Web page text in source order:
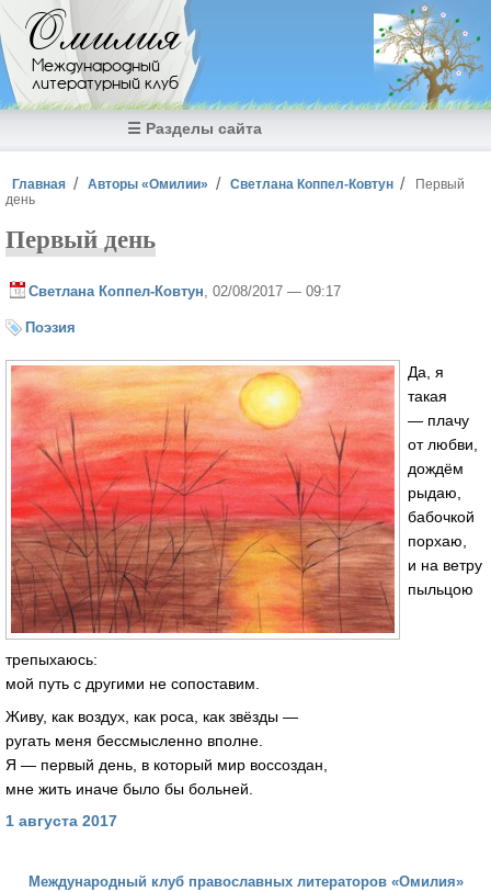
Перейти к основному содержанию
Омилия
Международный
литературный клуб
☰ Разделы сайта
Вы здесь
Главная Авторы «Омилии» Светлана Коппел-Ковтун
Первый
день
Первый день
Светлана Коппел-Ковтун , 02/08/2017 — 09:17
Поэзия
Да, я
такая
— плачу
от любви,
дождём
рыдаю,
бабочкой
порхаю,
и на ветру
пыльцою
трепыхаюсь:
мой путь с другими не сопоставим.
Живу, как воздух, как роса, как звёзды —
ругать меня бессмысленно вполне.
Я — первый день, в который мир воссоздан,
мне жить иначе было бы больней.
1 августа 2017
Международный клуб православных литераторов «Омилия»